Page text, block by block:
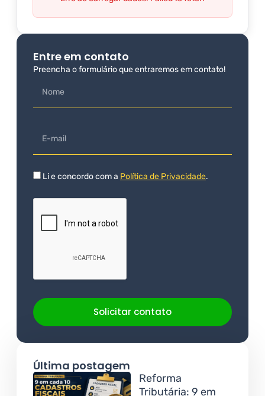
Entre em contato
Preencha o formulário que entraremos em contato!
Li e concordo com a Política de Privacidade.
Solicitar contato
Última postagem
Reforma
Tributária: 9 em